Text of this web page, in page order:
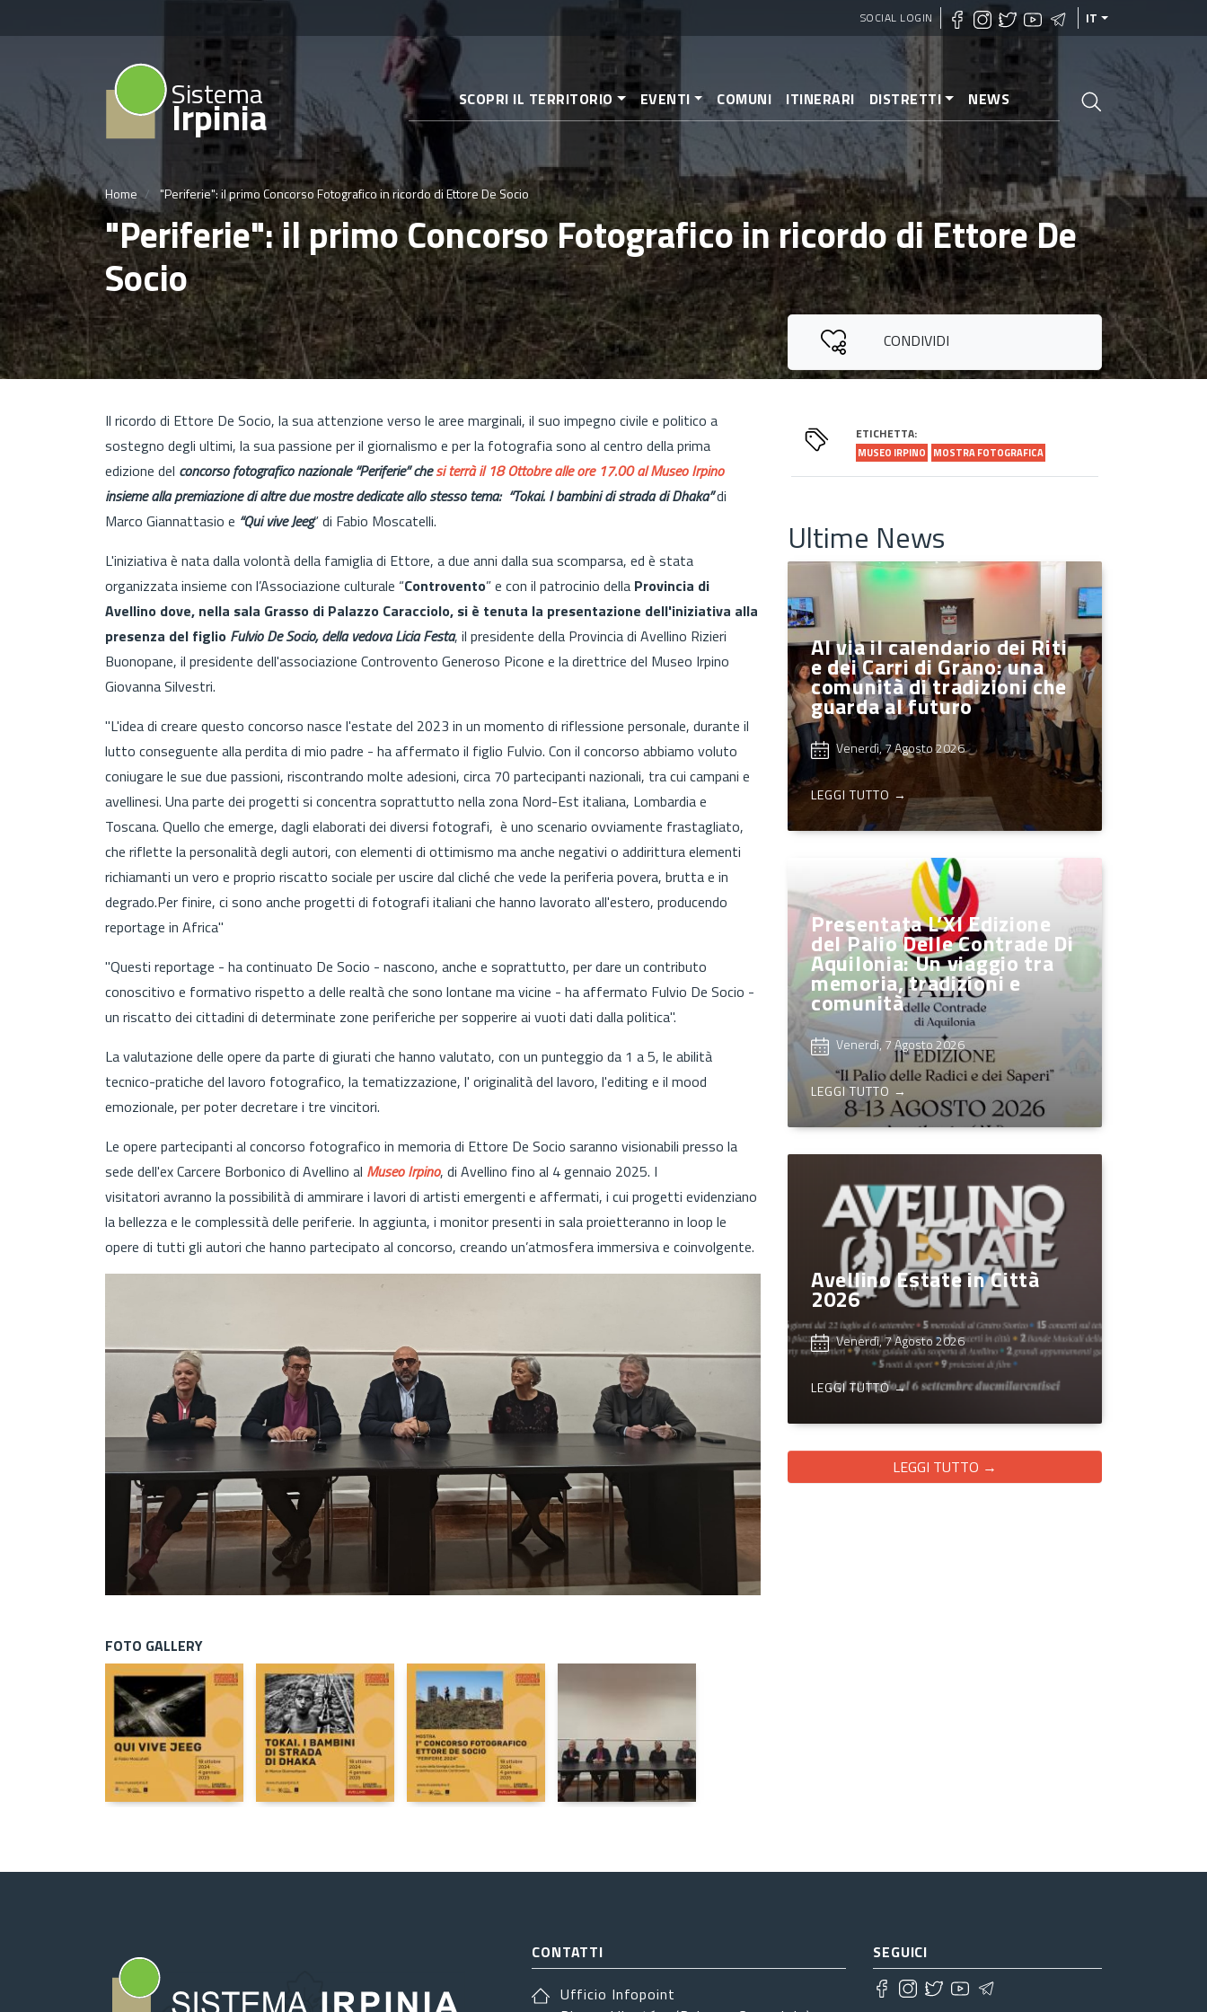
Salta
al
contenuto
principale
SOCIAL LOGIN IT
Sistema
Irpinia SCOPRI IL TERRITORIO EVENTI COMUNI ITINERARI DISTRETTI NEWS
Home "Periferie": il primo Concorso Fotografico in ricordo di Ettore De Socio
"Periferie": il primo Concorso Fotografico in ricordo di Ettore De
Socio
Il ricordo di Ettore De Socio, la sua attenzione verso le aree marginali, il suo impegno civile e politico a
sostegno degli ultimi, la sua passione per il giornalismo e per la fotografia sono al centro della prima
edizione del concorso fotografico nazionale “Periferie” chesi terrà il 18 Ottobre alle ore 17.00 al Museo Irpino
insieme alla premiazione di altre due mostre dedicate allo stesso tema: “Tokai. I bambini di strada di Dhaka”di
Marco Giannattasio e “Qui vive Jeeg” di Fabio Moscatelli.
L'iniziativa è nata dalla volontà della famiglia di Ettore, a due anni dalla sua scomparsa, ed è stata
organizzata insieme con l’Associazione culturale “Controvento” e con il patrocinio della Provincia di
Avellino dove, nella sala Grasso di Palazzo Caracciolo, si è tenuta la presentazione dell'iniziativa alla
presenza del figlio Fulvio De Socio, della vedova Licia Festa, il presidente della Provincia di Avellino Rizieri
Buonopane, il presidente dell'associazione Controvento Generoso Picone e la direttrice del Museo Irpino
Giovanna Silvestri.
"L'idea di creare questo concorso nasce l'estate del 2023 in un momento di riflessione personale, durante il
lutto conseguente alla perdita di mio padre - ha affermato il figlio Fulvio. Con il concorso abbiamo voluto
coniugare le sue due passioni, riscontrando molte adesioni, circa 70 partecipanti nazionali, tra cui campani e
avellinesi. Una parte dei progetti si concentra soprattutto nella zona Nord-Est italiana, Lombardia e
Toscana. Quello che emerge, dagli elaborati dei diversi fotografi, è uno scenario ovviamente frastagliato,
che riflette la personalità degli autori, con elementi di ottimismo ma anche negativi o addirittura elementi
richiamanti un vero e proprio riscatto sociale per uscire dal cliché che vede la periferia povera, brutta e in
degrado.Per finire, ci sono anche progetti di fotografi italiani che hanno lavorato all'estero, producendo
reportage in Africa"
"Questi reportage - ha continuato De Socio - nascono, anche e soprattutto, per dare un contributo
conoscitivo e formativo rispetto a delle realtà che sono lontane ma vicine - ha affermato Fulvio De Socio -
un riscatto dei cittadini di determinate zone periferiche per sopperire ai vuoti dati dalla politica".
La valutazione delle opere da parte di giurati che hanno valutato, con un punteggio da 1 a 5, le abilità
tecnico-pratiche del lavoro fotografico, la tematizzazione, l' originalità del lavoro, l'editing e il mood
emozionale, per poter decretare i tre vincitori.
Le opere partecipanti al concorso fotografico in memoria di Ettore De Socio saranno visionabili presso la
sede dell'ex Carcere Borbonico di Avellino al Museo Irpino, di Avellino fino al 4 gennaio 2025. I
visitatori avranno la possibilità di ammirare i lavori di artisti emergenti e affermati, i cui progetti evidenziano
la bellezza e le complessità delle periferie. In aggiunta, i monitor presenti in sala proietteranno in loop le
opere di tutti gli autori che hanno partecipato al concorso, creando un’atmosfera immersiva e coinvolgente.
FOTO GALLERY
CONDIVIDI
ETICHETTA:
MUSEO IRPINO MOSTRA FOTOGRAFICA
Ultime News
Al via il calendario dei Riti
e dei Carri di Grano: una
comunità di tradizioni che
guarda al futuro
Venerdì, 7 Agosto 2026
LEGGI TUTTO →
Presentata L’XI Edizione
del Palio Delle Contrade Di
Aquilonia: Un viaggio tra
memoria, tradizioni e
comunità
Venerdì, 7 Agosto 2026
LEGGI TUTTO →
Avellino Estate in Città
2026
Venerdì, 7 Agosto 2026
LEGGI TUTTO →
LEGGI TUTTO →
CONTATTI
Ufficio Infopoint
SEGUICI